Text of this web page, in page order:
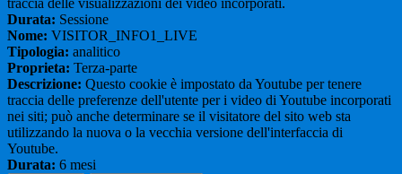
traccia delle visualizzazioni dei video incorporati.
Durata: Sessione
Nome: VISITOR_INFO1_LIVE
Tipologia: analitico
Proprieta: Terza-parte
Descrizione: Questo cookie è impostato da Youtube per tenere
traccia delle preferenze dell'utente per i video di Youtube incorporati
nei siti; può anche determinare se il visitatore del sito web sta
utilizzando la nuova o la vecchia versione dell'interfaccia di
Youtube.
Durata: 6 mesi